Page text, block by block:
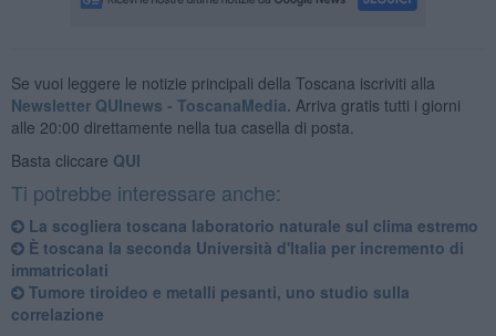
Se vuoi leggere le notizie principali della Toscana iscriviti alla
Newsletter QUInews - ToscanaMedia. Arriva gratis tutti i giorni
alle 20:00 direttamente nella tua casella di posta.
Basta cliccare QUI
Ti potrebbe interessare anche:
La scogliera toscana laboratorio naturale sul clima estremo
È toscana la seconda Università d'Italia per incremento di
immatricolati
Tumore tiroideo e metalli pesanti, uno studio sulla
correlazione